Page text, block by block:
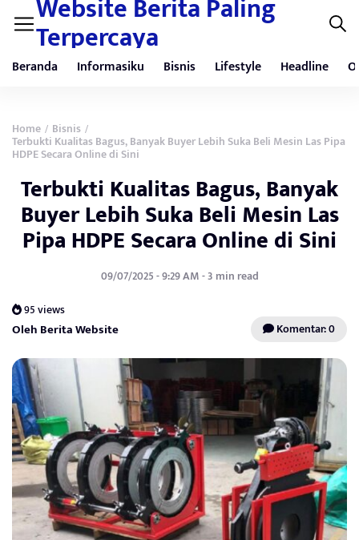
Website Berita Paling
Terpercaya
Beranda Informasiku Bisnis Lifestyle Headline
Home / Bisnis /
Terbukti Kualitas Bagus, Banyak Buyer Lebih Suka Beli Mesin Las Pipa
HDPE Secara Online di Sini
Terbukti Kualitas Bagus, Banyak
Buyer Lebih Suka Beli Mesin Las
Pipa HDPE Secara Online di Sini
09/07/2025 - 9:29 AM - 3 min read
95 views
Oleh Berita Website Komentar: 0